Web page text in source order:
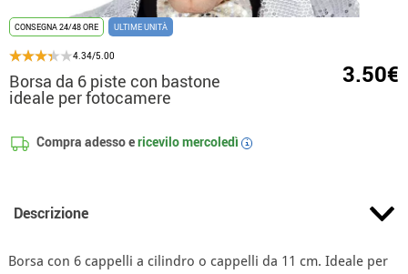
CONSEGNA 24/48 ORE ULTIME UNITÀ
4.34/5.00
Borsa da 6 piste con bastone
ideale per fotocamere
3.50€
Compra adesso ericevilomercoledì i
Descrizione
Borsa con 6 cappelli a cilindro o cappelli da 11 cm. Ideale per